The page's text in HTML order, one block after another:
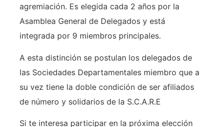
agremiación. Es elegida cada 2 años por la
Asamblea General de Delegados y está
integrada por 9 miembros principales.
A esta distinción se postulan los delegados de
las Sociedades Departamentales miembro que a
su vez tiene la doble condición de ser afiliados
de número y solidarios de la S.C.A.R.E
Si te interesa participar en la próxima elección